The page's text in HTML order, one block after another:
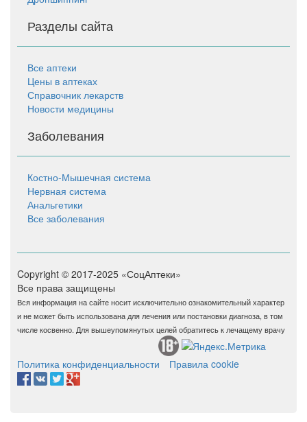
Разделы сайта
Все аптеки
Цены в аптеках
Справочник лекарств
Новости медицины
Заболевания
Костно-Мышечная система
Нервная система
Анальгетики
Все заболевания
Copyright © 2017-2025 «СоцАптеки»
Все права защищены
Вся информация на сайте носит исключительно ознакомительный характер
и не может быть использована для лечения или постановки диагноза, в том
числе косвенно. Для вышеупомянутых целей обратитесь к лечащему врачу
Политика конфиденциальности Правила cookie